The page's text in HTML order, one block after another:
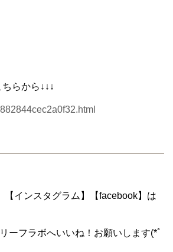
らから↓↓↓
【インスタグラム】【facebook】は
ーフラボへいいね！お願いします(*ﾟ